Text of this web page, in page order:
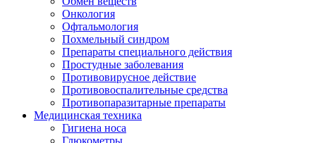
Онкология
Офтальмология
Похмельный синдром
Препараты специального действия
Простудные заболевания
Противовирусное действие
Противовоспалительные средства
Противопаразитарные препараты
Медицинская техника
Гигиена носа
Глюкометры